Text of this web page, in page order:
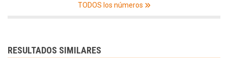
TODOS los números
RESULTADOS SIMILARES